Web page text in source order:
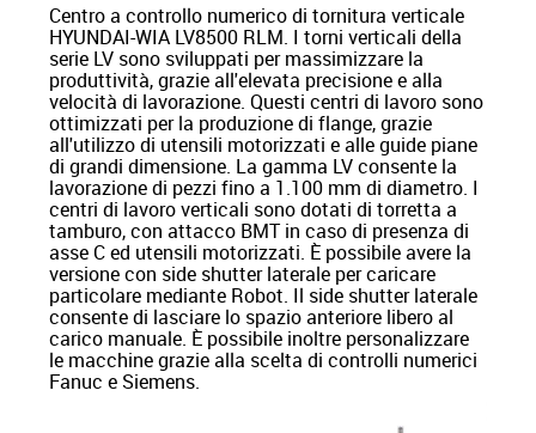
Centro a controllo numerico di tornitura verticale
HYUNDAI-WIA LV8500 RLM. I torni verticali della
serie LV sono sviluppati per massimizzare la
produttività, grazie all'elevata precisione e alla
velocità di lavorazione. Questi centri di lavoro sono
ottimizzati per la produzione di flange, grazie
all'utilizzo di utensili motorizzati e alle guide piane
di grandi dimensione. La gamma LV consente la
lavorazione di pezzi fino a 1.100 mm di diametro. I
centri di lavoro verticali sono dotati di torretta a
tamburo, con attacco BMT in caso di presenza di
asse C ed utensili motorizzati. È possibile avere la
versione con side shutter laterale per caricare
particolare mediante Robot. Il side shutter laterale
consente di lasciare lo spazio anteriore libero al
carico manuale. È possibile inoltre personalizzare
le macchine grazie alla scelta di controlli numerici
Fanuc e Siemens.